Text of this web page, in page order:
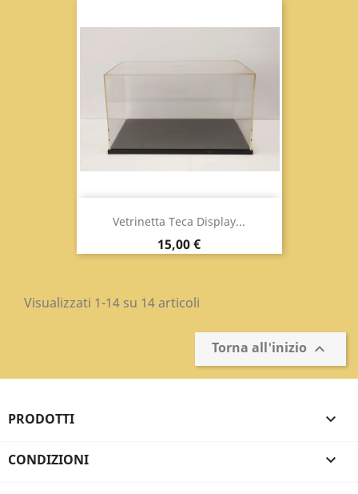
Vetrinetta Teca Display...
Prezzo
15,00 €
Visualizzati 1-14 su 14 articoli
Torna all'inizio 
PRODOTTI 
CONDIZIONI 